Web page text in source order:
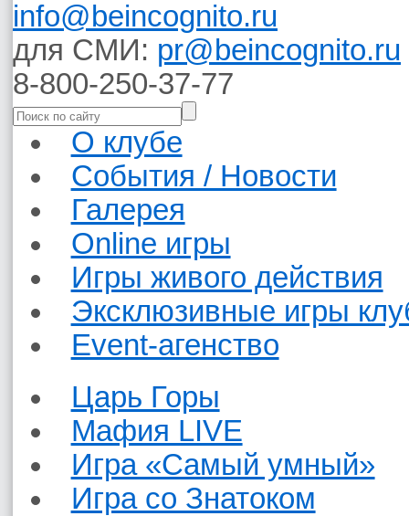
info@beincognito.ru
для СМИ: pr@beincognito.ru
8-800-250-37-77
О клубе
События / Новости
Галерея
Online игры
Игры живого действия
Эксклюзивные игры
Event-агенство
Царь Горы
Мафия LIVE
Игра «Самый умный»
Игра со Знатоком